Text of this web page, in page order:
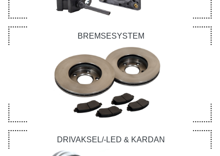
BREMSESYSTEM
DRIVAKSEL/-LED & KARDAN